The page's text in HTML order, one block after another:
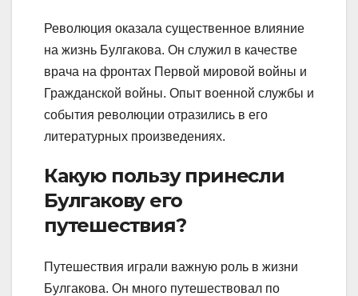
Революция оказала существенное влияние
на жизнь Булгакова. Он служил в качестве
врача на фронтах Первой мировой войны и
Гражданской войны. Опыт военной службы и
события революции отразились в его
литературных произведениях.
Какую пользу принесли
Булгакову его
путешествия?
Путешествия играли важную роль в жизни
Булгакова. Он много путешествовал по